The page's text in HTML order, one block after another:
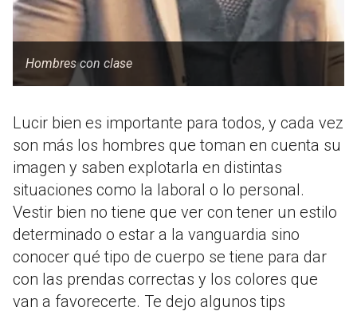
Hombres con clase
Lucir bien es importante para todos, y cada vez
son más los hombres que toman en cuenta su
imagen y saben explotarla en distintas
situaciones como la laboral o lo personal.
Vestir bien no tiene que ver con tener un estilo
determinado o estar a la vanguardia sino
conocer qué tipo de cuerpo se tiene para dar
con las prendas correctas y los colores que
van a favorecerte. Te dejo algunos tips